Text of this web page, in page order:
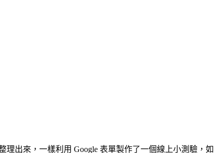
理出來，一樣利用 Google 表單製作了一個線上小測驗，如